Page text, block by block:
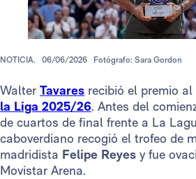
NOTICIA. 06/06/2026 Fotógrafo: Sara Gordon
Walter Tavares recibió el premio al
la Liga 2025/26. Antes del
de cuartos de final frente a La
caboverdiano recogió el trofeo de
madridista Felipe Reyes y fue
Movistar Arena.